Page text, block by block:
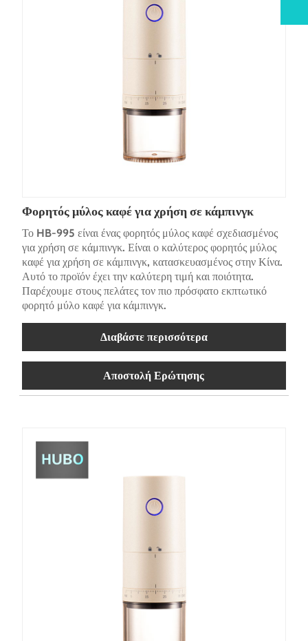
Φορητός μύλος καφέ για χρήση σε κάμπινγκ
Το HB-995 είναι ένας φορητός μύλος καφέ σχεδιασμένος
για χρήση σε κάμπινγκ. Είναι ο καλύτερος φορητός μύλος
καφέ για χρήση σε κάμπινγκ, κατασκευασμένος στην Κίνα.
Αυτό το προϊόν έχει την καλύτερη τιμή και ποιότητα.
Παρέχουμε στους πελάτες τον πιο πρόσφατο εκπτωτικό
φορητό μύλο καφέ για κάμπινγκ.
Διαβάστε περισσότερα
Αποστολή Ερώτησης